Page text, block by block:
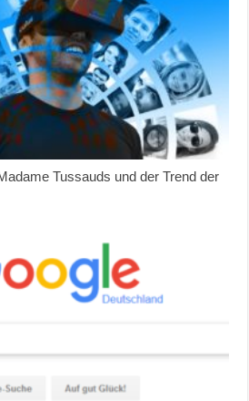
Tussauds und der Trend der